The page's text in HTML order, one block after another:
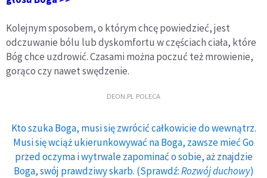
Kolejnym sposobem, o którym chcę powiedzieć, jest
odczuwanie bólu lub dyskomfortu w częściach ciała, które
Bóg chce uzdrowić. Czasami można poczuć też mrowienie,
gorąco czy nawet swędzenie.
DEON.PL POLECA
Kto szuka Boga, musi się zwrócić całkowicie do wewnątrz.
Musi się wciąż ukierunkowywać na Boga, zawsze mieć Go
przed oczyma i wytrwale zapominać o sobie, aż znajdzie
Boga, swój prawdziwy skarb. (Sprawdź:Rozwój duchowy)